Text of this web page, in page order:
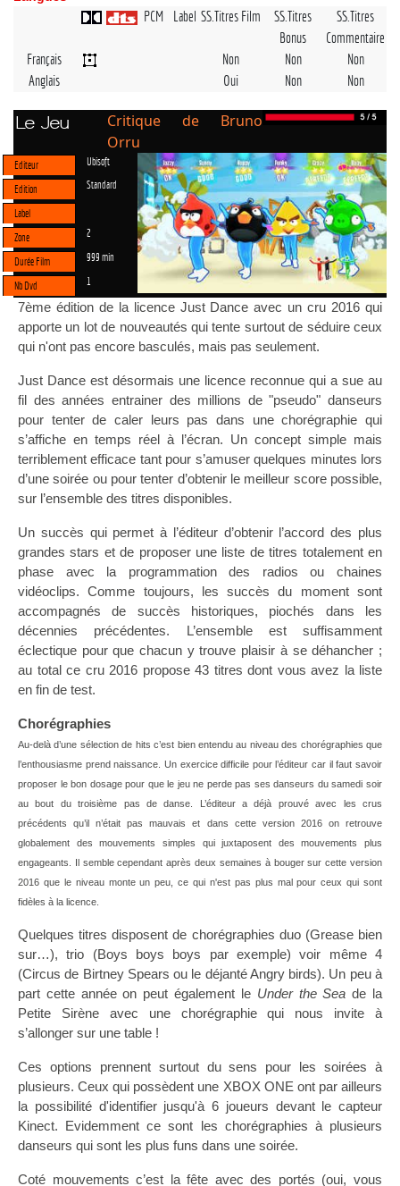
PCM Label SS.Titres Film
SS.Titres
Bonus
SS.Titres
Commentaire
Français
Non Non
Non
Anglais
Oui Non Non
Le Jeu
Critique de Bruno
Orru
Editeur Ubisoft
Edition Standard
Label
Zone
2
Durée Film 999 min
Nb Dvd 1
7ème édition de la licence Just Dance avec un cru 2016 qui
apporte un lot de nouveautés qui tente surtout de séduire ceux
qui n'ont pas encore basculés, mais pas seulement.
Just Dance est désormais une licence reconnue qui a sue au
fil des années entrainer des millions de "pseudo" danseurs
pour tenter de caler leurs pas dans une chorégraphie qui
s’affiche en temps réel à l’écran. Un concept simple mais
terriblement efficace tant pour s’amuser quelques minutes lors
d’une soirée ou pour tenter d’obtenir le meilleur score possible,
sur l’ensemble des titres disponibles.
Un succès qui permet à l’éditeur d’obtenir l’accord des plus
grandes stars et de proposer une liste de titres totalement en
phase avec la programmation des radios ou chaines
vidéoclips. Comme toujours, les succès du moment sont
accompagnés de succès historiques, piochés dans les
décennies précédentes. L’ensemble est suffisamment
éclectique pour que chacun y trouve plaisir à se déhancher ;
au total ce cru 2016 propose 43 titres dont vous avez la liste
en fin de test.
Chorégraphies
Au-delà d’une sélection de hits c’est bien entendu au niveau des chorégraphies que
l’enthousiasme prend naissance. Un exercice difficile pour l’éditeur car il faut savoir
proposer le bon dosage pour que le jeu ne perde pas ses danseurs du samedi soir
au bout du troisième pas de danse. L’éditeur a déjà prouvé avec les crus
précédents qu’il n’était pas mauvais et dans cette version 2016 on retrouve
globalement des mouvements simples qui juxtaposent des mouvements plus
engageants. Il semble cependant après deux semaines à bouger sur cette version
2016 que le niveau monte un peu, ce qui n'est pas plus mal pour ceux qui sont
fidèles à la licence.
Quelques titres disposent de chorégraphies duo (Grease bien
sur…), trio (Boys boys boys par exemple) voir même 4
(Circus de Birtney Spears ou le déjanté Angry birds). Un peu à
part cette année on peut également le Under the Sea de la
Petite Sirène avec une chorégraphie qui nous invite à
s’allonger sur une table !
Ces options prennent surtout du sens pour les soirées à
plusieurs. Ceux qui possèdent une XBOX ONE ont par ailleurs
la possibilité d'identifier jusqu'à 6 joueurs devant le capteur
Kinect. Evidemment ce sont les chorégraphies à plusieurs
danseurs qui sont les plus funs dans une soirée.
Coté mouvements c’est la fête avec des portés (oui, vous